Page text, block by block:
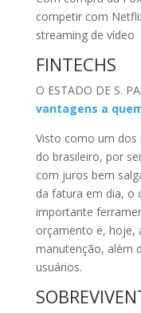
competir com
streaming de vídeo
FINTECHS
O ESTADO DE S.
vantagens a
Visto como um dos
do brasileiro, por
com juros bem
da fatura em dia, o
importante
orçamento e, hoje,
manutenção, além
usuários.